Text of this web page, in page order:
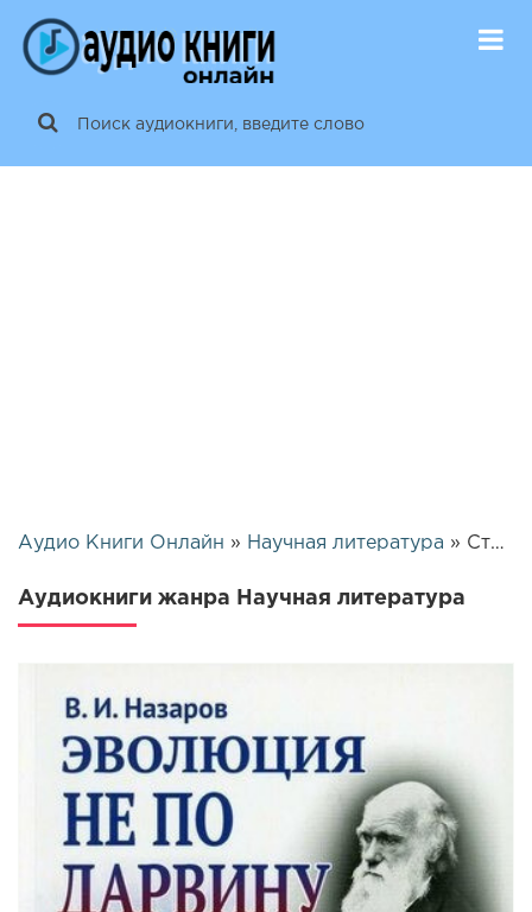
Аудио Книги Онлайн » Научная литература » Страница 3
Аудиокниги жанра Научная литература